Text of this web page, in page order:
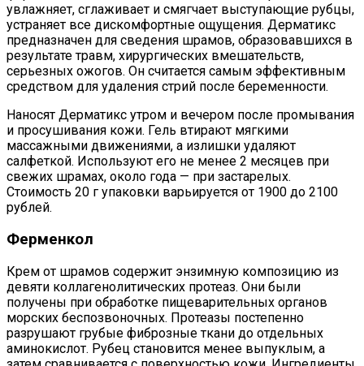
увлажняет, сглаживает и смягчает выступающие рубцы,
устраняет все дискомфортные ощущения. Дерматикс
предназначен для сведения шрамов, образовавшихся в
результате травм, хирургических вмешательств,
серьезных ожогов. Он считается самым эффективным
средством для удаления стрий после беременности.
Наносят Дерматикс утром и вечером после промывания
и просушивания кожи. Гель втирают мягкими
массажными движениями, а излишки удаляют
салфеткой. Используют его не менее 2 месяцев при
свежих шрамах, около года — при застарелых.
Стоимость 20 г упаковки варьируется от 1900 до 2100
рублей.
Ферменкол
Крем от шрамов содержит энзимную композицию из
девяти коллагенолитических протеаз. Они были
получены при обработке пищеварительных органов
морских беспозвоночных. Протеазы постепенно
разрушают грубые фиброзные ткани до отдельных
аминокислот. Рубец становится менее выпуклым, а